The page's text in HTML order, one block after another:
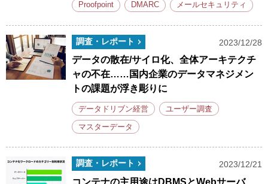
Proofpoint DMARC メールセキュリティ
調査・レポート 2023/12/28
データの散在/サイロ化、全体アーキテクチ
ャの不在……国内企業のデータマネジメン
トの課題が浮き彫りに
データドリブン経営 ユーザー調査
マスターデータ
調査・レポート 2023/12/21
コンテナの主用途はDBMSとWebサーバ